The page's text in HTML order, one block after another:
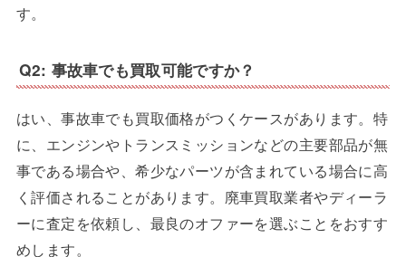
す。
Q2: 事故車でも買取可能ですか？
はい、事故車でも買取価格がつくケースがあります。特
に、エンジンやトランスミッションなどの主要部品が無
事である場合や、希少なパーツが含まれている場合に高
く評価されることがあります。廃車買取業者やディーラ
ーに査定を依頼し、最良のオファーを選ぶことをおすす
めします。